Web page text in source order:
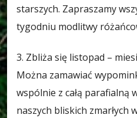
starszych. Zapraszamy
tygodniu modlitwy
3. Zbliża się listopad –
Można zamawiać
wspólnie z całą parafialną
naszych bliskich zmarłych